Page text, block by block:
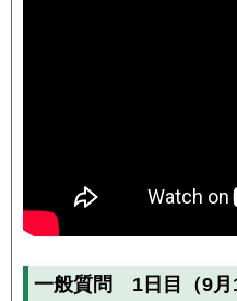
一般質問 1日目（9月